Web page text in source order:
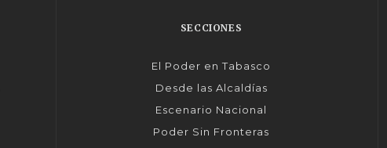
SECCIONES
El Poder en Tabasco
Desde las Alcaldías
Escenario Nacional
Poder Sin Fronteras